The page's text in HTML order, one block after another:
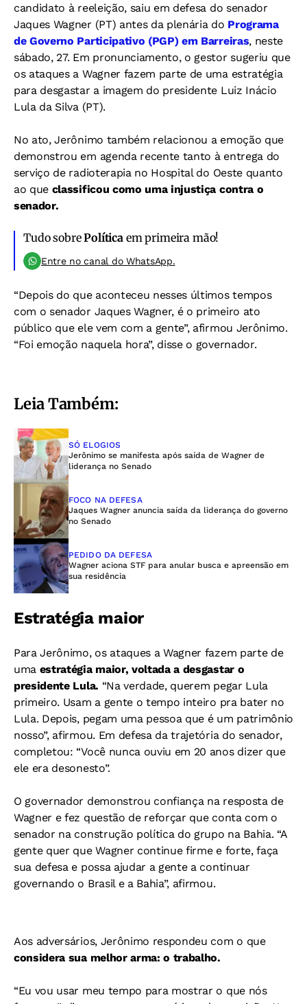
candidato à reeleição, saiu em defesa do senador
Jaques Wagner (PT) antes da plenária do Programa
de Governo Participativo (PGP) em Barreiras, neste
sábado, 27. Em pronunciamento, o gestor sugeriu que
os ataques a Wagner fazem parte de uma estratégia
para desgastar a imagem do presidente Luiz Inácio
Lula da Silva (PT).
No ato, Jerônimo também relacionou a emoção que
demonstrou em agenda recente tanto à entrega do
serviço de radioterapia no Hospital do Oeste quanto
ao que classificou como uma injustiça contra o
senador.
Tudo sobrePolítica em primeira mão!
Entre no canal do WhatsApp.
“Depois do que aconteceu nesses últimos tempos
com o senador Jaques Wagner, é o primeiro ato
público que ele vem com a gente”, afirmou Jerônimo.
“Foi emoção naquela hora”, disse o governador.
Leia Também:
SÓ ELOGIOS
Jerônimo se manifesta após saída de Wagner de
liderança no Senado
FOCO NA DEFESA
Jaques Wagner anuncia saída da liderança do governo
no Senado
PEDIDO DA DEFESA
Wagner aciona STF para anular busca e apreensão em
sua residência
Estratégia maior
Para Jerônimo, os ataques a Wagner fazem parte de
uma estratégia maior, voltada a desgastar o
presidente Lula. “Na verdade, querem pegar Lula
primeiro. Usam a gente o tempo inteiro pra bater no
Lula. Depois, pegam uma pessoa que é um patrimônio
nosso”, afirmou. Em defesa da trajetória do senador,
completou: “Você nunca ouviu em 20 anos dizer que
ele era desonesto”.
O governador demonstrou confiança na resposta de
Wagner e fez questão de reforçar que conta com o
senador na construção política do grupo na Bahia. “A
gente quer que Wagner continue firme e forte, faça
sua defesa e possa ajudar a gente a continuar
governando o Brasil e a Bahia”, afirmou.
Aos adversários, Jerônimo respondeu com o que
considera sua melhor arma: o trabalho.
“Eu vou usar meu tempo para mostrar o que nós